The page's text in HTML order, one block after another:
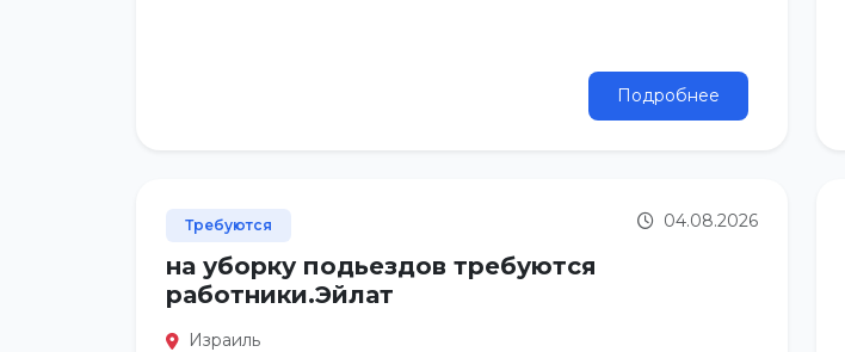
Подробнее
Требуются 04.08.2026
на уборку подьездов требуются
работники.Эйлат
Израиль